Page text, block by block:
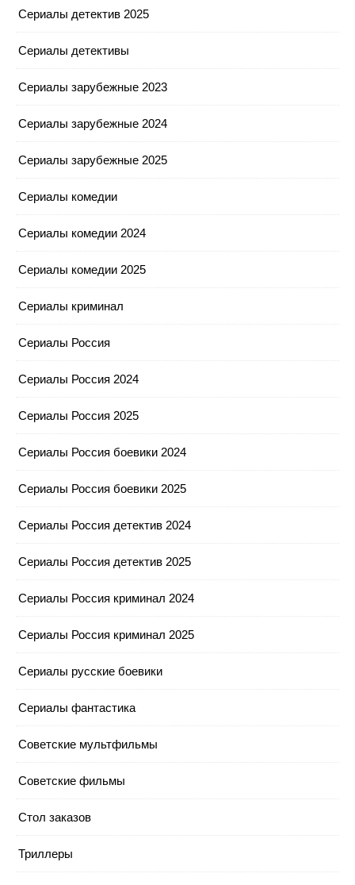
Сериалы детектив 2025
Сериалы детективы
Сериалы зарубежные 2023
Сериалы зарубежные 2024
Сериалы зарубежные 2025
Сериалы комедии
Сериалы комедии 2024
Сериалы комедии 2025
Сериалы криминал
Сериалы Россия
Сериалы Россия 2024
Сериалы Россия 2025
Сериалы Россия боевики 2024
Сериалы Россия боевики 2025
Сериалы Россия детектив 2024
Сериалы Россия детектив 2025
Сериалы Россия криминал 2024
Сериалы Россия криминал 2025
Сериалы русские боевики
Сериалы фантастика
Советские мультфильмы
Советские фильмы
Стол заказов
Триллеры